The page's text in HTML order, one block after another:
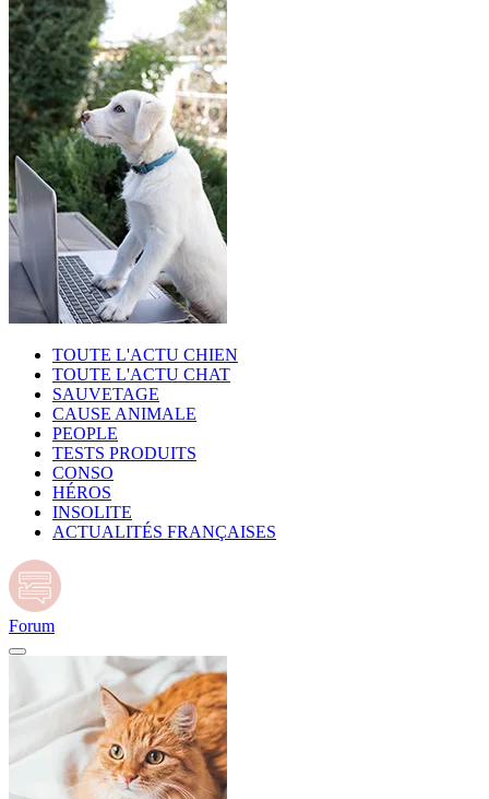
TOUTE L'ACTU CHIEN
TOUTE L'ACTU CHAT
SAUVETAGE
CAUSE ANIMALE
PEOPLE
TESTS PRODUITS
CONSO
HÉROS
INSOLITE
ACTUALITÉS FRANÇAISES
Forum